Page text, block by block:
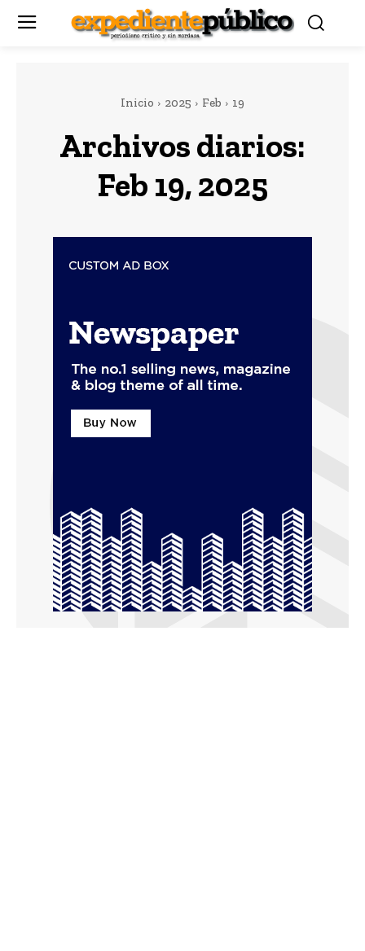
Inicio 2025 Feb 19
Archivos diarios:
Feb 19, 2025